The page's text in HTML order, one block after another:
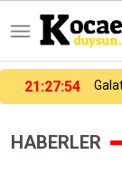
20:34:26
HABERLER